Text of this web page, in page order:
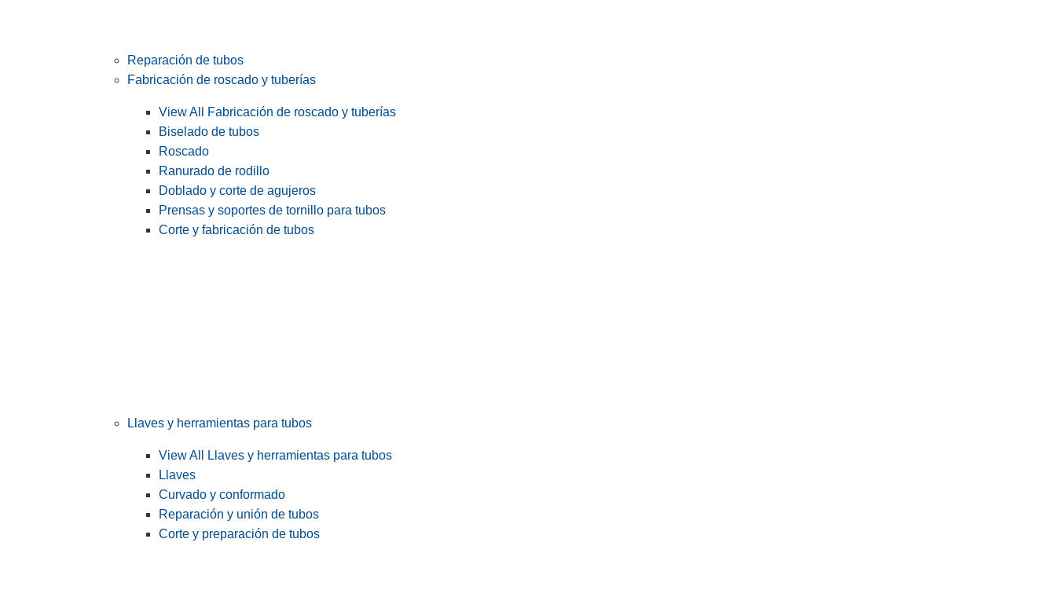
Reparación de tubos
Fabricación de roscado y tuberías
View All Fabricación de roscado y tuberías
Biselado de tubos
Roscado
Ranurado de rodillo
Doblado y corte de agujeros
Prensas y soportes de tornillo para tubos
Corte y fabricación de tubos
Llaves y herramientas para tubos
View All Llaves y herramientas para tubos
Llaves
Curvado y conformado
Reparación y unión de tubos
Corte y preparación de tubos